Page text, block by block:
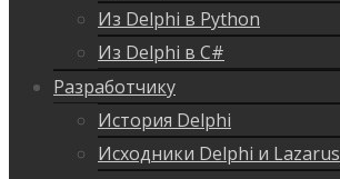
Из Delphi в Python
Из Delphi в C#
Разработчику
История Delphi
Исходники Delphi и Lazarus